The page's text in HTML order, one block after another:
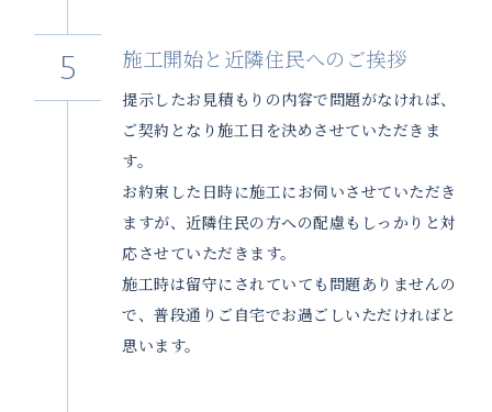
施工開始と近隣住民へのご挨拶
提示したお見積もりの内容で問題がなければ、
ご契約となり施工日を決めさせていただきま
す。
お約束した日時に施工にお伺いさせていただき
ますが、近隣住民の方への配慮もしっかりと対
応させていただきます。
施工時は留守にされていても問題ありませんの
で、普段通りご自宅でお過ごしいただければと
思います。